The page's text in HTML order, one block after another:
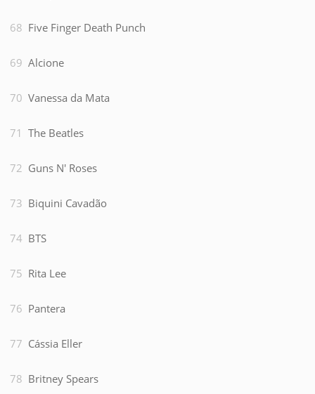
Five Finger Death Punch
Alcione
Vanessa da Mata
The Beatles
Guns N' Roses
Biquini Cavadão
BTS
Rita Lee
Pantera
Cássia Eller
Britney Spears